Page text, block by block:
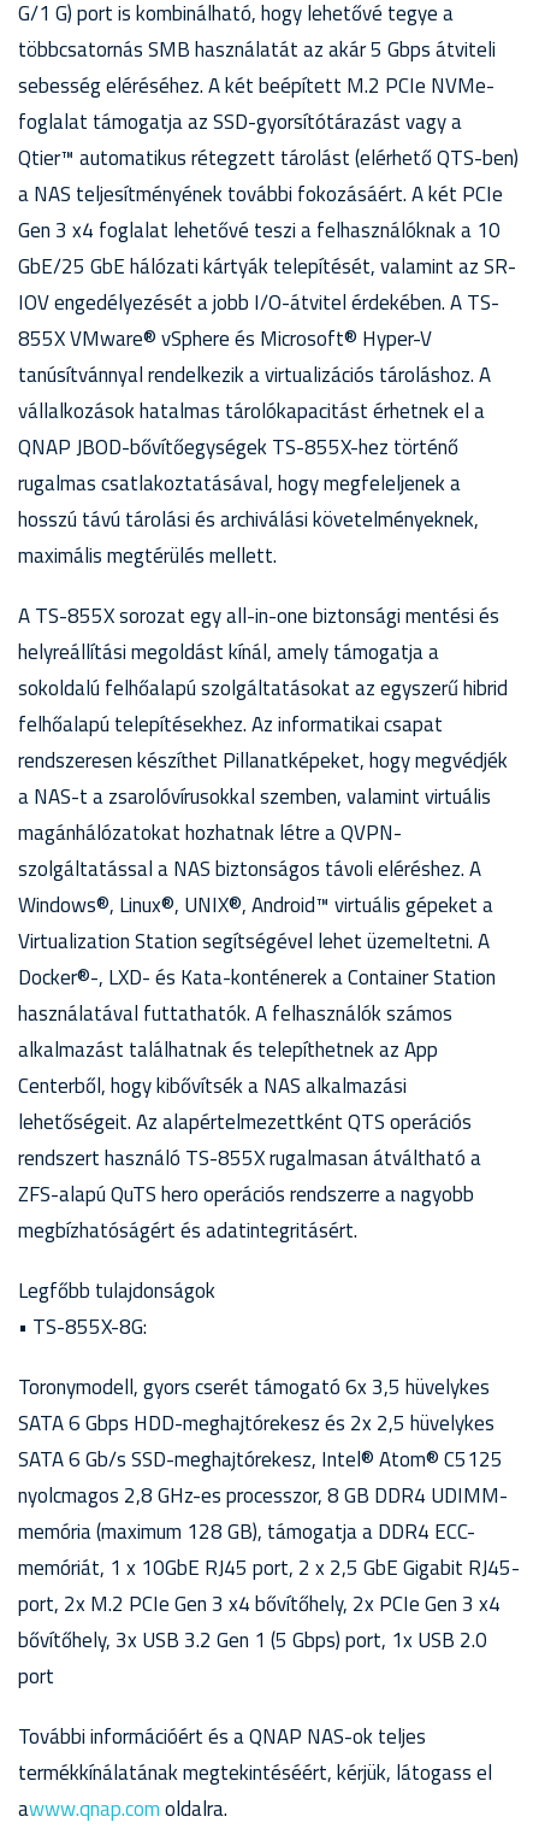
G/1 G) port is kombinálható, hogy lehetővé tegye a
többcsatornás SMB használatát az akár 5 Gbps átviteli
sebesség eléréséhez. A két beépített M.2 PCIe NVMe-
foglalat támogatja az SSD-gyorsítótárazást vagy a
Qtier™ automatikus rétegzett tárolást (elérhető QTS-ben)
a NAS teljesítményének további fokozásáért. A két PCIe
Gen 3 x4 foglalat lehetővé teszi a felhasználóknak a 10
GbE/25 GbE hálózati kártyák telepítését, valamint az SR-
IOV engedélyezését a jobb I/O-átvitel érdekében. A TS-
855X VMware® vSphere és Microsoft® Hyper-V
tanúsítvánnyal rendelkezik a virtualizációs tároláshoz. A
vállalkozások hatalmas tárolókapacitást érhetnek el a
QNAP JBOD-bővítőegységek TS-855X-hez történő
rugalmas csatlakoztatásával, hogy megfeleljenek a
hosszú távú tárolási és archiválási követelményeknek,
maximális megtérülés mellett.
A TS-855X sorozat egy all-in-one biztonsági mentési és
helyreállítási megoldást kínál, amely támogatja a
sokoldalú felhőalapú szolgáltatásokat az egyszerű hibrid
felhőalapú telepítésekhez. Az informatikai csapat
rendszeresen készíthet Pillanatképeket, hogy megvédjék
a NAS-t a zsarolóvírusokkal szemben, valamint virtuális
magánhálózatokat hozhatnak létre a QVPN-
szolgáltatással a NAS biztonságos távoli eléréshez. A
Windows®, Linux®, UNIX®, Android™ virtuális gépeket a
Virtualization Station segítségével lehet üzemeltetni. A
Docker®-, LXD- és Kata-konténerek a Container Station
használatával futtathatók. A felhasználók számos
alkalmazást találhatnak és telepíthetnek az App
Centerből, hogy kibővítsék a NAS alkalmazási
lehetőségeit. Az alapértelmezettként QTS operációs
rendszert használó TS-855X rugalmasan átváltható a
ZFS-alapú QuTS hero operációs rendszerre a nagyobb
megbízhatóságért és adatintegritásért.
Legfőbb tulajdonságok
• TS-855X-8G:
Toronymodell, gyors cserét támogató 6x 3,5 hüvelykes
SATA 6 Gbps HDD-meghajtórekesz és 2x 2,5 hüvelykes
SATA 6 Gb/s SSD-meghajtórekesz, Intel® Atom® C5125
nyolcmagos 2,8 GHz-es processzor, 8 GB DDR4 UDIMM-
memória (maximum 128 GB), támogatja a DDR4 ECC-
memóriát, 1 x 10GbE RJ45 port, 2 x 2,5 GbE Gigabit RJ45-
port, 2x M.2 PCIe Gen 3 x4 bővítőhely, 2x PCIe Gen 3 x4
bővítőhely, 3x USB 3.2 Gen 1 (5 Gbps) port, 1x USB 2.0
port
További információért és a QNAP NAS-ok teljes
termékkínálatának megtekintéséért, kérjük, látogass el
awww.qnap.comoldalra.